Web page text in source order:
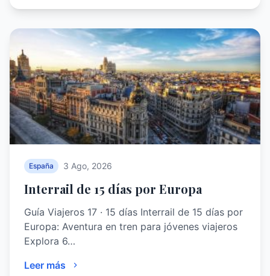
España 3 Ago, 2026
Interrail de 15 días por Europa
Guía Viajeros 17 · 15 días Interrail de 15 días por
Europa: Aventura en tren para jóvenes viajeros
Explora 6…
Leer más